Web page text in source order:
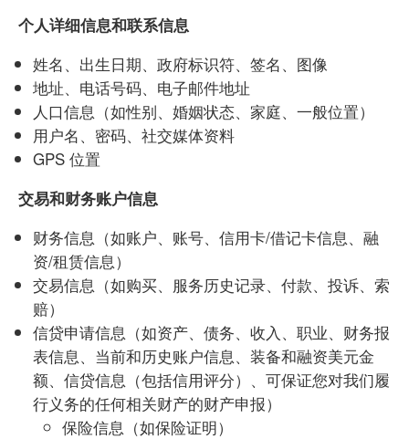
个人详细信息和联系信息
姓名、出生日期、政府标识符、签名、图像
地址、电话号码、电子邮件地址
人口信息（如性别、婚姻状态、家庭、一般位置）
用户名、密码、社交媒体资料
GPS 位置
交易和财务账户信息
财务信息（如账户、账号、信用卡/借记卡信息、融
资/租赁信息）
交易信息（如购买、服务历史记录、付款、投诉、索
赔）
信贷申请信息（如资产、债务、收入、职业、财务报
表信息、当前和历史账户信息、装备和融资美元金
额、信贷信息（包括信用评分）、可保证您对我们履
行义务的任何相关财产的财产申报）
保险信息（如保险证明）